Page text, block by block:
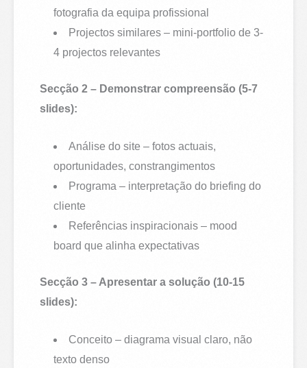
fotografia da equipa profissional
Projectos similares – mini-portfolio de 3-
4 projectos relevantes
Secção 2 – Demonstrar compreensão (5-7
slides):
Análise do site – fotos actuais,
oportunidades, constrangimentos
Programa – interpretação do briefing do
cliente
Referências inspiracionais – mood
board que alinha expectativas
Secção 3 – Apresentar a solução (10-15
slides):
Conceito – diagrama visual claro, não
texto denso